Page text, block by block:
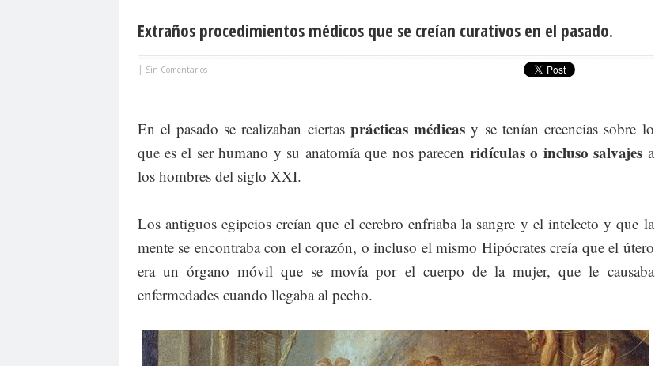
Extraños procedimientos médicos que se creían curativos en el pasado.
| Sin Comentarios
En el pasado se realizaban ciertas prácticas médicas y se tenían creencias sobre lo
que es el ser humano y su anatomía que nos parecen ridículas o incluso salvajes a
los hombres del siglo XXI.
Los antiguos egipcios creían que el cerebro enfriaba la sangre y el intelecto y que la
mente se encontraba con el corazón, o incluso el mismo Hipócrates creía que el útero
era un órgano móvil que se movía por el cuerpo de la mujer, que le causaba
enfermedades cuando llegaba al pecho.